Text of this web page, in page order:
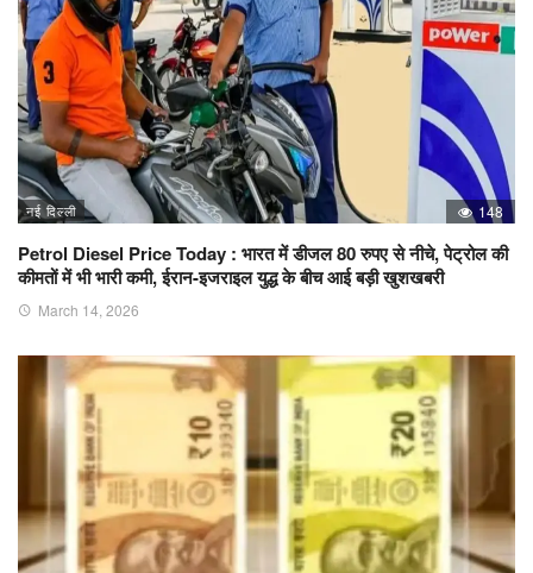
नई दिल्ली 148
Petrol Diesel Price Today : भारत में डीजल 80 रुपए से नीचे, पेट्रोल की
कीमतों में भी भारी कमी, ईरान-इजराइल युद्ध के बीच आई बड़ी खुशखबरी
March 14, 2026